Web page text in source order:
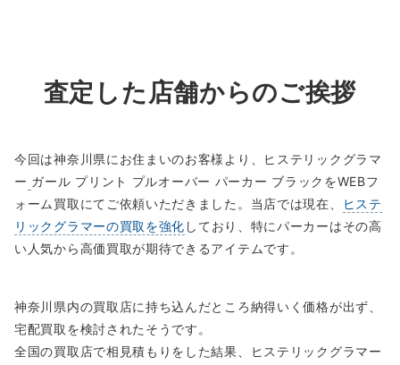
査定した店舗からのご挨拶
今回は神奈川県にお住まいのお客様より、ヒステリックグラマ
ー ガール プリント プルオーバー パーカー ブラックをWEBフ
ォーム買取にてご依頼いただきました。当店では現在、
ヒステ
リックグラマーの買取を強化 しており、特にパーカーはその高
い人気から高価買取が期待できるアイテムです。
神奈川県内の買取店に持ち込んだところ納得いく価格が出ず、
宅配買取を検討されたそうです。
全国の買取店で相見積もりをした結果、ヒステリックグラマー